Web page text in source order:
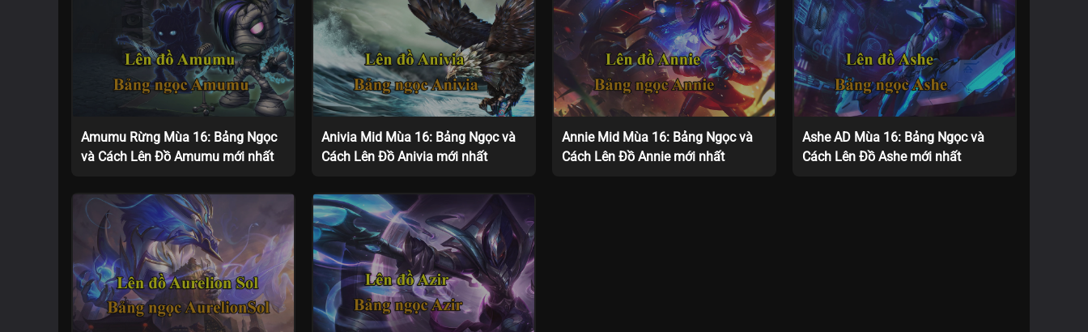
Amumu Rừng Mùa 16: Bảng Ngọc
và Cách Lên Đồ Amumu mới nhất
Anivia Mid Mùa 16: Bảng Ngọc và
Cách Lên Đồ Anivia mới nhất
Annie Mid Mùa 16: Bảng Ngọc và
Cách Lên Đồ Annie mới nhất
Ashe AD Mùa 16: Bảng Ngọc và
Cách Lên Đồ Ashe mới nhất